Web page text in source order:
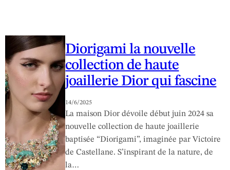
Diorigami la nouvelle
collection de haute
joaillerie Dior qui fascine
14/6/2025
La maison Dior dévoile début juin 2024 sa
nouvelle collection de haute joaillerie
baptisée “Diorigami”, imaginée par Victoire
de Castellane. S’inspirant de la nature, de
la…